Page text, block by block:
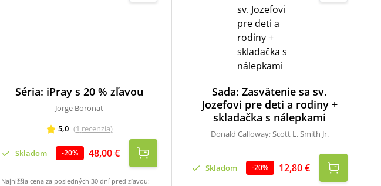
Séria: iPray s 20 % zľavou
Jorge Boronat
5,0 (1 recenzia)
Skladom -20% 48,00 €
Najnižšia cena za posledných 30 dní pred zľavou:
Sada: Zasvätenie sa sv.
Jozefovi pre deti a rodiny +
skladačka s nálepkami
Donald Calloway; Scott L. Smith Jr.
Skladom -20% 12,80 €